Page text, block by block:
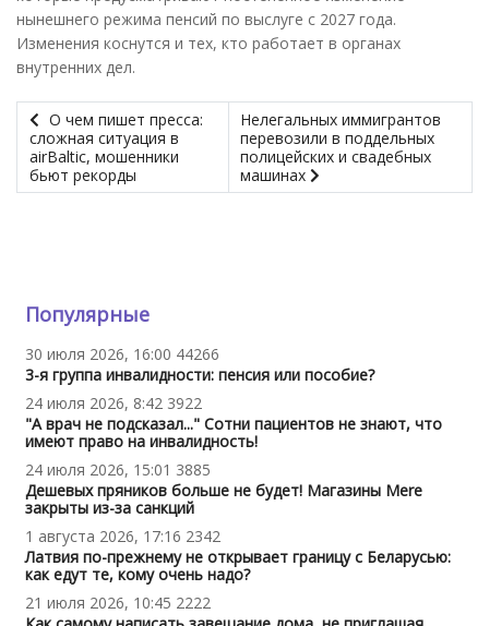
нынешнего режима пенсий по выслуге с 2027 года.
Изменения коснутся и тех, кто работает в органах
внутренних дел.
О чем пишет пресса:
сложная ситуация в
airBaltic, мошенники
бьют рекорды
Нелегальных иммигрантов
перевозили в поддельных
полицейских и свадебных
машинах
Популярные
30 июля 2026, 16:00 44266
3-я группа инвалидности: пенсия или пособие?
24 июля 2026, 8:42 3922
"А врач не подсказал..." Сотни пациентов не знают, что
имеют право на инвалидность!
24 июля 2026, 15:01 3885
Дешевых пряников больше не будет! Магазины Mere
закрыты из-за санкций
1 августа 2026, 17:16 2342
Латвия по-прежнему не открывает границу с Беларусью:
как едут те, кому очень надо?
21 июля 2026, 10:45 2222